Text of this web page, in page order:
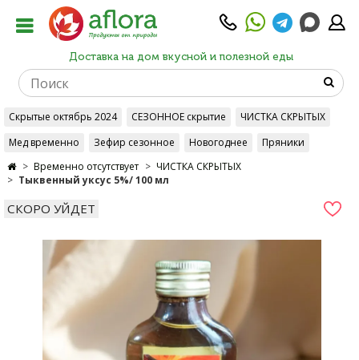
Доставка на дом вкусной и полезной еды
Скрытые октябрь 2024 СЕЗОННОЕ скрытие
ЧИСТКА СКРЫТЫХ
Мед временно
Зефир сезонное Новогоднее
Пряники
Временно отсутствует
ЧИСТКА СКРЫТЫХ
Тыквенный уксус 5%/ 100 мл
СКОРО УЙДЕТ